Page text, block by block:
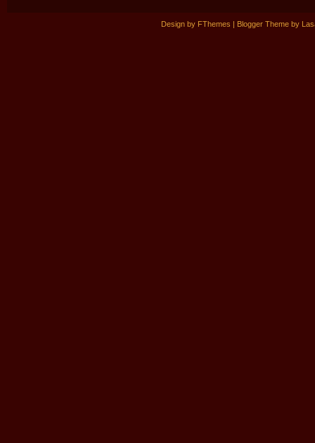
Design by FThemes | Blogger Theme by